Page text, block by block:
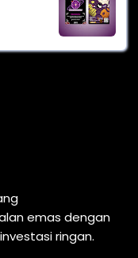
emas dengan
ringan.